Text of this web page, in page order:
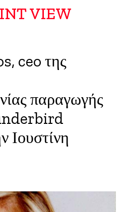
VIEW
ceo της
παραγωγής
Ιουστίνη